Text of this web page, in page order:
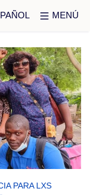
MENÚ
PARA LXS